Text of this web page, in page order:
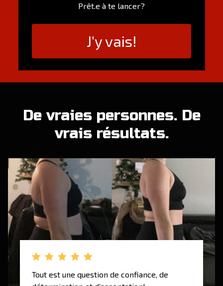
Prêt.e à te lancer?
J'y vais!
De vraies personnes. De
vrais résultats.
Ça marche!J’ai tendance à aller vers la